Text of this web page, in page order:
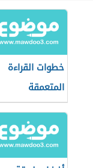
خطوات القراءة
المتعمقة